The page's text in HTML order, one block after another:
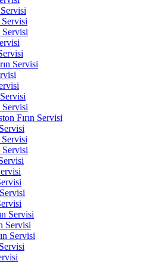
Servisi
Servisi
Servisi
Servisi
Fırın Servisi
Servisi
Servisi
Servisi
Servisi
Servisi